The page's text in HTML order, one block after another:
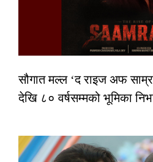
सौगात मल्ल ‘द राइज अफ
देखि ८० वर्षसम्मको भूमिका